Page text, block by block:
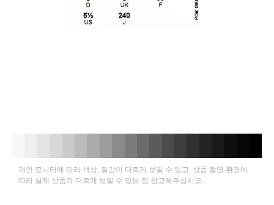
개인 모니터에 따라 색상, 질감이 다르게 보일 수 있고, 상품 촬영 환경에
따라 실제 상품과 다르게 보일 수 있는 점 참고해주십시오.